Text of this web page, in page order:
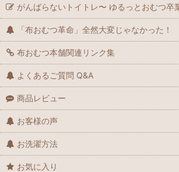
がんばらないトイトレ〜 ゆるっとおむつ卒
「布おむつ革命」全然大変じゃなかった！
布おむつ本舗関連リンク集
よくあるご質問 Q&A
商品レビュー
お客様の声
お洗濯方法
お気に入り